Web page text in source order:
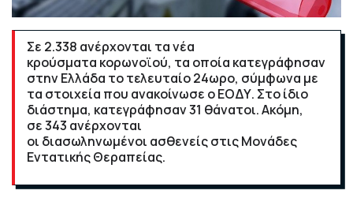
Σε 2.338 ανέρχονται τα νέα
κρούσματα κορωνοϊού, τα οποία κατεγράφησαν
στην Ελλάδα το τελευταίο 24ωρο, σύμφωνα με
τα στοιχεία που ανακοίνωσε ο ΕΟΔΥ. Στο ίδιο
διάστημα, κατεγράφησαν 31 θάνατοι. Ακόμη,
σε 343 ανέρχονται
οι διασωληνωμένοι ασθενείς στις Μονάδες
Εντατικής Θεραπείας.